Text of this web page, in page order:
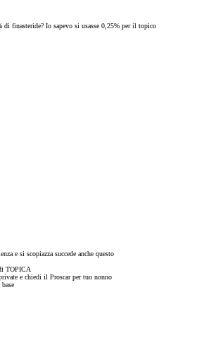
di finasteride? Io sapevo si usasse 0,25% per il topico
e si scopiazza succede anche questo
TOPICA
e chiedi il Proscar per tuo nonno